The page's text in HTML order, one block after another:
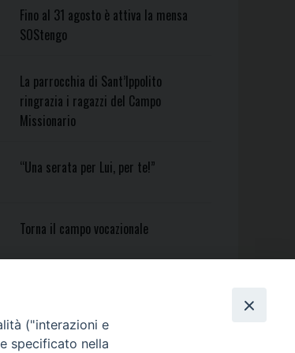
Fino al 31 agosto è attiva la mensa
SOStengo
La parrocchia di Sant’Ippolito
ringrazia i ragazzi del Campo
Missionario
“Una serata per Lui, per te!”
Torna il campo vocazionale
("interazioni e
specificato nella